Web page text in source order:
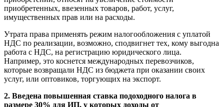
приобретенных, ввезенных товаров, работ, услуг,
имущественных прав или на расходы.
Утрата права применять режим налогообложения с уплатой
НДС по реализации, возможно, сподвигнет тех, кому выгодна
работа с НДС, на регистрацию юридического лица.
Например, это коснется международных перевозчиков,
которые возвращали НДС из бюджета при оказании своих
услуг, или оптовиков, торгующих на экспорт.
2. Введена повышенная ставка подоходного налога в
размере 30% для ИП, у которых доходы от